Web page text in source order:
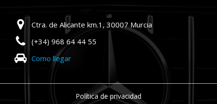
Ctra. de Alicante km.1, 30007 Murcia
(+34) 968 64 44 55
Como llegar
Política de privacidad